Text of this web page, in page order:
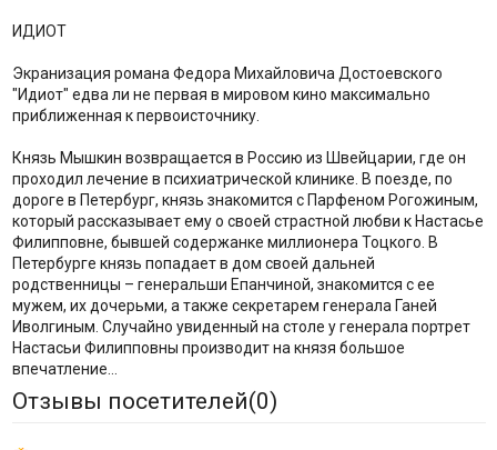
ИДИОТ
Экранизация романа Федора Михайловича Достоевского
"Идиот" едва ли не первая в мировом кино максимально
приближенная к первоисточнику.
Князь Мышкин возвращается в Россию из Швейцарии, где он
проходил лечение в психиатрической клинике. В поезде, по
дороге в Петербург, князь знакомится с Парфеном Рогожиным,
который рассказывает ему о своей страстной любви к Настасье
Филипповне, бывшей содержанке миллионера Тоцкого. В
Петербурге князь попадает в дом своей дальней
родственницы – генеральши Епанчиной, знакомится с ее
мужем, их дочерьми, а также секретарем генерала Ганей
Иволгиным. Случайно увиденный на столе у генерала портрет
Настасьи Филипповны производит на князя большое
впечатление…
Отзывы посетителей(0)